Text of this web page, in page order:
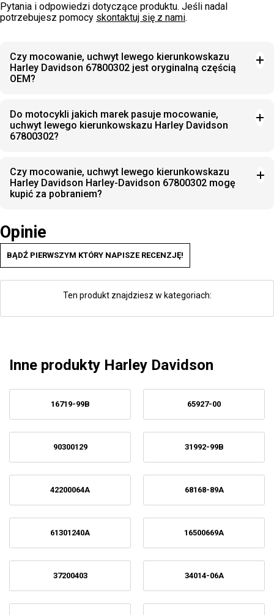
Pytania i odpowiedzi dotyczące produktu. Jeśli nadal
potrzebujesz pomocy skontaktuj się z nami.
Czy mocowanie, uchwyt lewego kierunkowskazu
Harley Davidson 67800302 jest oryginalną częścią
OEM?
Do motocykli jakich marek pasuje mocowanie,
uchwyt lewego kierunkowskazu Harley Davidson
67800302?
Czy mocowanie, uchwyt lewego kierunkowskazu
Harley Davidson Harley-Davidson 67800302 mogę
kupić za pobraniem?
Opinie
BĄDŹ PIERWSZYM KTÓRY NAPISZE RECENZJĘ!
Ten produkt znajdziesz w kategoriach:
Inne produkty Harley Davidson
16719-99B 65927-00
90300129 31992-99B
42200064A 68168-89A
61301240A 16500669A
37200403 34014-06A